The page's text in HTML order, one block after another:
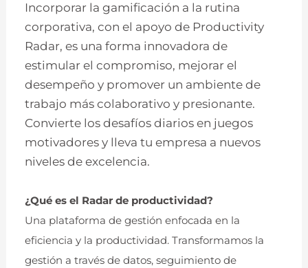
Incorporar la gamificación a la rutina
corporativa, con el apoyo de Productivity
Radar, es una forma innovadora de
estimular el compromiso, mejorar el
desempeño y promover un ambiente de
trabajo más colaborativo y presionante.
Convierte los desafíos diarios en juegos
motivadores y lleva tu empresa a nuevos
niveles de excelencia.
¿Qué es el Radar de productividad?
Una plataforma de gestión enfocada en la
eficiencia y la productividad. Transformamos la
gestión a través de datos, seguimiento de